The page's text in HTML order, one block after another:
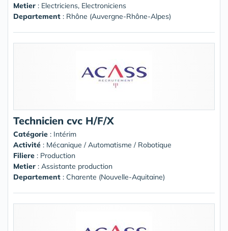
Metier : Electriciens, Electroniciens
Departement : Rhône (Auvergne-Rhône-Alpes)
Technicien cvc H/F/X
Catégorie : Intérim
Activité : Mécanique / Automatisme / Robotique
Filiere : Production
Metier : Assistante production
Departement : Charente (Nouvelle-Aquitaine)